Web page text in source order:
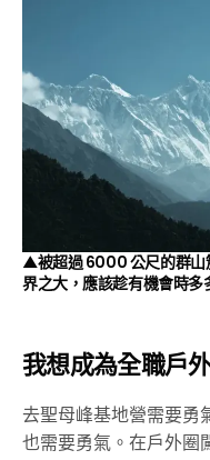
▲被超過 6000 公尺的群山
界之大，應該趁有機會時多
我想成為全職戶
去聖母峰基地營需要勇
也需要勇氣。在戶外圈